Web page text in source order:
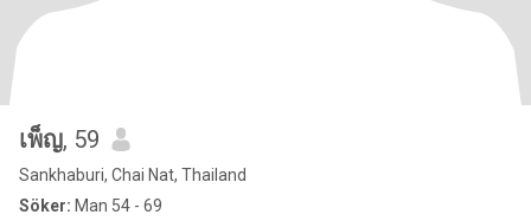
เพ็ญ, 59
Sankhaburi, Chai Nat, Thailand
Söker: Man 54 - 69